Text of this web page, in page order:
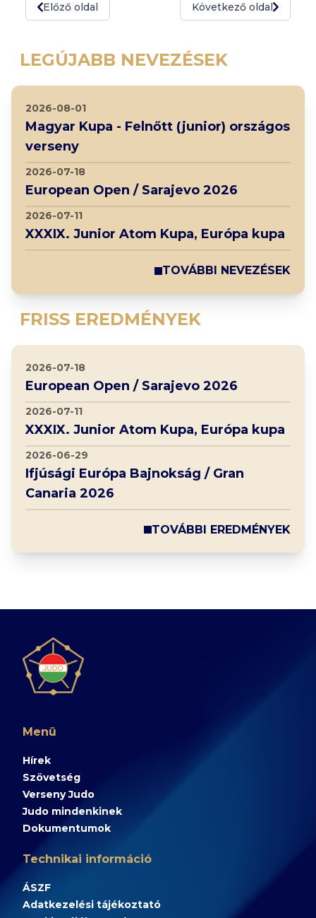
Előző oldal Következő oldal
LEGÚJABB NEVEZÉSEK
FRISS EREDMÉNYEK
2026-08-01
Magyar Kupa - Felnőtt (junior) országos
verseny
2026-07-18
European Open / Sarajevo 2026
2026-07-11
XXXIX. Junior Atom Kupa, Európa kupa
TOVÁBBI NEVEZÉSEK
2026-07-18
European Open / Sarajevo 2026
2026-07-11
XXXIX. Junior Atom Kupa, Európa kupa
2026-06-29
Ifjúsági Európa Bajnokság / Gran
Canaria 2026
TOVÁBBI EREDMÉNYEK
Menü
Hírek
Szövetség
Verseny Judo
Judo mindenkinek
Dokumentumok
Technikai információ
ÁSZF
Adatkezelési tájékoztató